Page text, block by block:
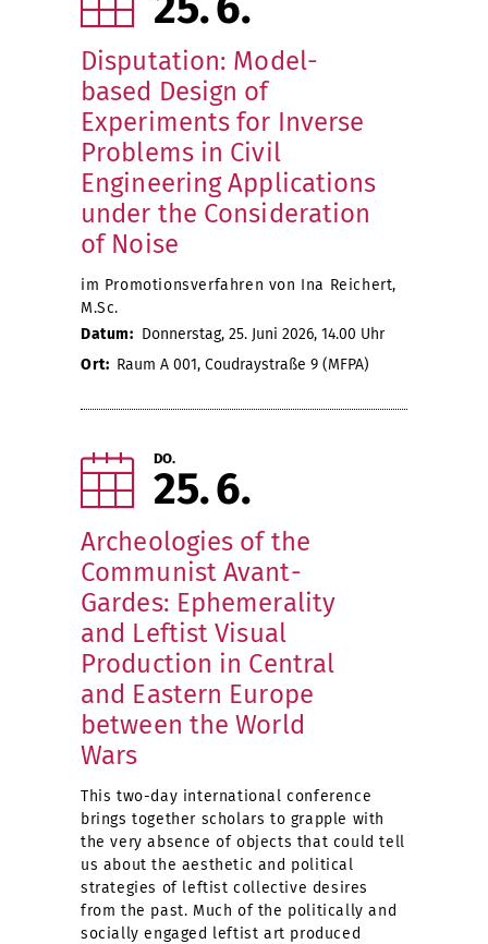
Disputation: Model-
based Design of
Experiments for Inverse
Problems in Civil
Engineering Applications
under the Consideration
of Noise
im Promotionsverfahren von Ina Reichert,
M.Sc.
Datum: Donnerstag, 25. Juni 2026, 14.00 Uhr
Ort: Raum A 001, Coudraystraße 9 (MFPA)
DO.
25 6
Archeologies of the
Communist Avant-
Gardes: Ephemerality
and Leftist Visual
Production in Central
and Eastern Europe
between the World
Wars
This two-day international conference
brings together scholars to grapple with
the very absence of objects that could tell
us about the aesthetic and political
strategies of leftist collective desires
from the past. Much of the politically and
socially engaged leftist art produced